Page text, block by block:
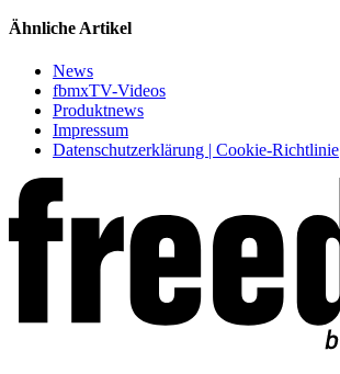
Ähnliche Artikel
News
fbmxTV-Videos
Produktnews
Impressum
Datenschutzerklärung | Cookie-Richtlinie